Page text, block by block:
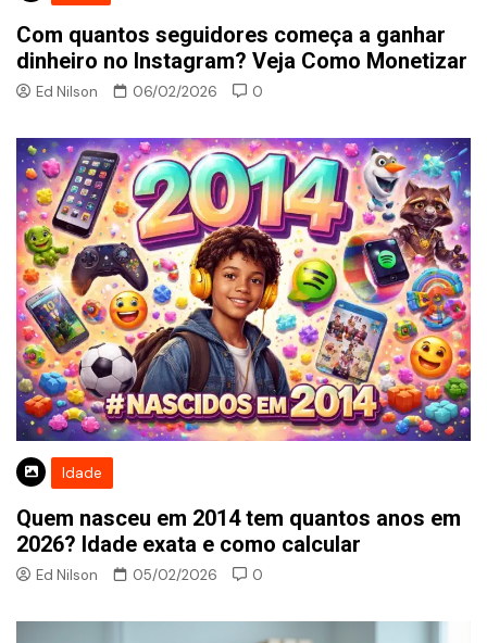
Com quantos seguidores começa a ganhar
dinheiro no Instagram? Veja Como Monetizar
Ed Nilson 06/02/2026 0
Idade
Quem nasceu em 2014 tem quantos anos em
2026? Idade exata e como calcular
Ed Nilson 05/02/2026 0